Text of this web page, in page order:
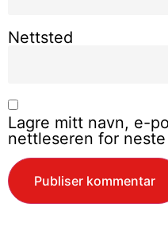
Nettsted
Lagre mitt navn, e-
nettleseren for